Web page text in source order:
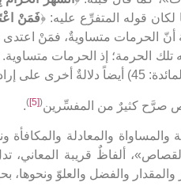
لكان قوله المتفرِّع عليه: ﴿فَمَنْ
أنّ الحرمات متساويةٌ، فمَنْ
تلك الحرمة؛ إذ الحرمات
إرادة هذا المعنى، نذكرها عند الكلام حول الآية.
صرَّح كثيرٌ من المفسِّرين(
[5]
)
.
والمساواة والمعادلة
ألفاظٌ قريبة المعاني،
والفضل والعلوّ